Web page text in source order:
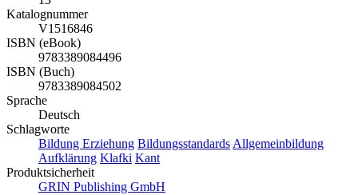
Katalognummer
V1516846
ISBN (eBook)
9783389084496
ISBN (Buch)
9783389084502
Sprache
Deutsch
Schlagworte
Bildung Erziehung Bildungsstandards Allgemeinbildung
Aufklärung Klafki Kant
Produktsicherheit
GRIN Publishing GmbH